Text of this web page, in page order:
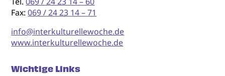
Fax:069 / 24 23 14 – 71
info@interkulturellewoche.de
www.interkulturellewoche.de
Wichtige Links